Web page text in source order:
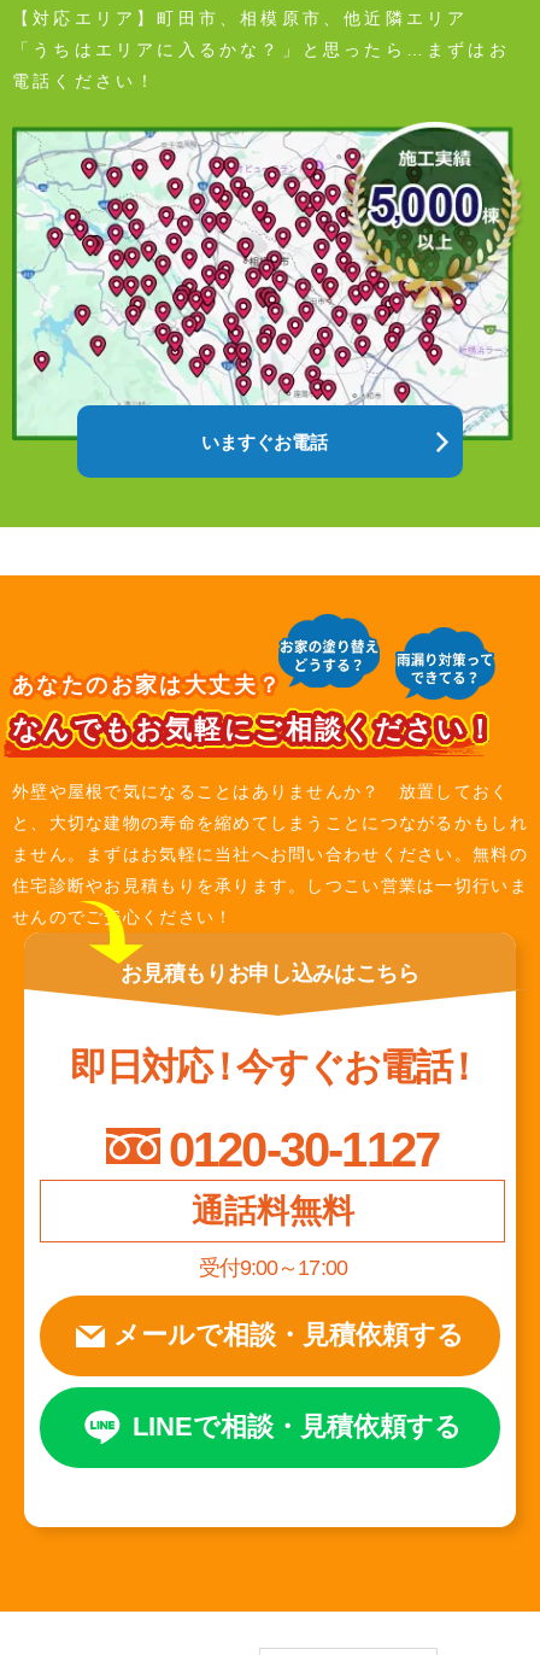
【対応エリア】町田市、相模原市、他近隣エリア
「うちはエリアに入るかな？」と思ったら…まずはお
電話ください！
いますぐお電話
あなたのお家は大丈夫？
なんでもお気軽にご相談ください！
外壁や屋根で気になることはありませんか？ 放置しておく
と、大切な建物の寿命を縮めてしまうことにつながるかもしれ
ません。まずはお気軽に当社へお問い合わせください。無料の
住宅診断やお見積もりを承ります。しつこい営業は一切行いま
せんのでご安心ください！
お見積もり お申し込みはこちら
即日対応！今すぐお電話！
0120-30-1127
通話料無料
受付9:00～17:00
メールで相談 ・ 見積依頼する
LINEで相談・ 見積依頼する